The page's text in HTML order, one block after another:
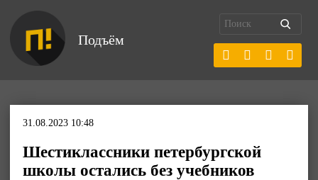
Подъём
31.08.2023 10:48
Шестиклассники петербургской
школы остались без учебников